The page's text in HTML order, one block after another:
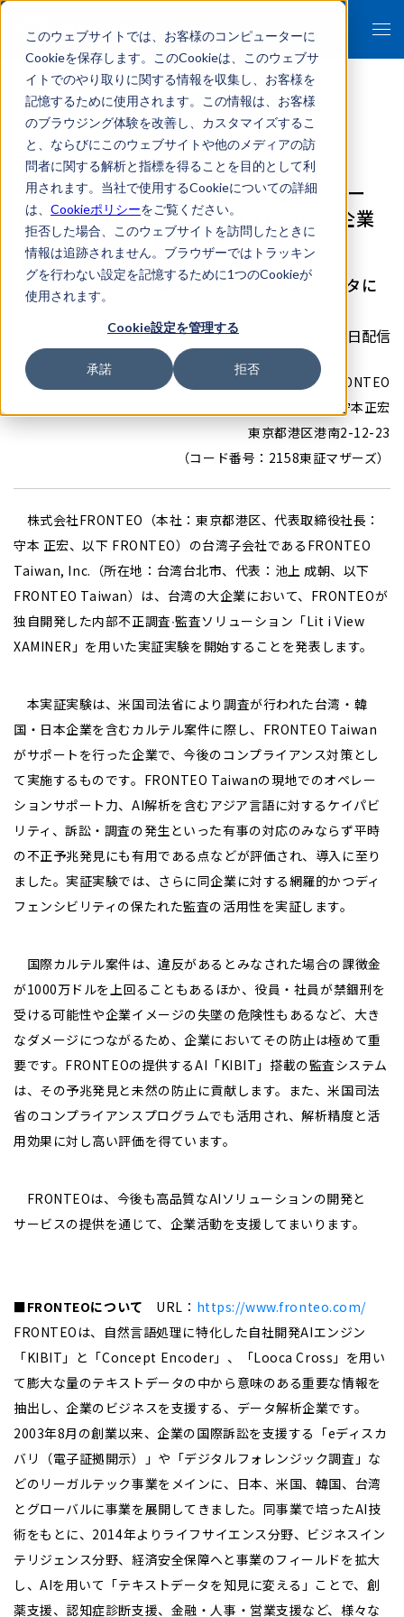
このウェブサイトでは、お客様のコンピューターに
Cookieを保存します。このCookieは、このウェブサ
イトでのやり取りに関する情報を収集し、お客様を
記憶するために使用されます。この情報は、お客様
のブラウジング体験を改善し、カスタマイズするこ
と、ならびにこのウェブサイトや他のメディアの訪
問者に関する解析と指標を得ることを目的として利
用されます。当社で使用するCookieについての詳細
は、 Cookieポリシーをご覧ください。
拒否した場合、このウェブサイトを訪問したときに
情報は追跡されません。ブラウザーではトラッキン
グを行わない設定を記憶するために1つのCookieが
使用されます。
Cookie設定を管理する
承諾 拒否
- 報道関係者各位 -
FRONTEO、内部不正調査・監査ソリュー
ション「Lit i View XAMINER」の台湾企業
での実証実験を開始
コンプライアンス対策として導入、中国語データに
よる解析を検証
2022年02月24日配信
株式会社FRONTEO
代表取締役社長 守本正宏
東京都港区港南2-12-23
（コード番号：2158東証マザーズ）
株式会社FRONTEO（本社：東京都港区、代表取締役社長：
守本 正宏、以下 FRONTEO）の台湾子会社であるFRONTEO
Taiwan, Inc.（所在地：台湾台北市、代表：池上 成朝、以下
FRONTEO Taiwan）は、台湾の大企業において、FRONTEOが
独自開発した内部不正調査∙監査ソリューション「Lit i View
XAMINER」を用いた実証実験を開始することを発表します。
本実証実験は、米国司法省により調査が行われた台湾・韓
国・日本企業を含むカルテル案件に際し、FRONTEO Taiwan
がサポートを行った企業で、今後のコンプライアンス対策とし
て実施するものです。FRONTEO Taiwanの現地でのオペレー
ションサポート力、AI解析を含むアジア言語に対するケイパビ
リティ、訴訟・調査の発生といった有事の対応のみならず平時
の不正予兆発見にも有用である点などが評価され、導入に至り
ました。実証実験では、さらに同企業に対する網羅的かつディ
フェンシビリティの保たれた監査の活用性を実証します。
国際カルテル案件は、違反があるとみなされた場合の課徴金
が1000万ドルを上回ることもあるほか、役員・社員が禁錮刑を
受ける可能性や企業イメージの失墜の危険性もあるなど、大き
なダメージにつながるため、企業においてその防止は極めて重
要です。FRONTEOの提供するAI「KIBIT」搭載の監査システム
は、その予兆発見と未然の防止に貢献します。また、米国司法
省のコンプライアンスプログラムでも活用され、解析精度と活
用効果に対し高い評価を得ています。
FRONTEOは、今後も高品質なAIソリューションの開発と
サービスの提供を通じて、企業活動を支援してまいります。
■FRONTEOについて URL： https://www.fronteo.com/
FRONTEOは、自然言語処理に特化した自社開発AIエンジン
「KIBIT」と「Concept Encoder」、「Looca Cross」を用い
て膨大な量のテキストデータの中から意味のある重要な情報を
抽出し、企業のビジネスを支援する、データ解析企業です。
2003年8月の創業以来、企業の国際訴訟を支援する「eディスカ
バリ（電子証拠開示）」や「デジタルフォレンジック調査」な
どのリーガルテック事業をメインに、日本、米国、韓国、台湾
とグローバルに事業を展開してきました。同事業で培ったAI技
術をもとに、2014年よりライフサイエンス分野、ビジネスイン
テリジェンス分野、経済安全保障へと事業のフィールドを拡大
し、AIを用いて「テキストデータを知見に変える」ことで、創
薬支援、認知症診断支援、金融・人事・営業支援など、様々な